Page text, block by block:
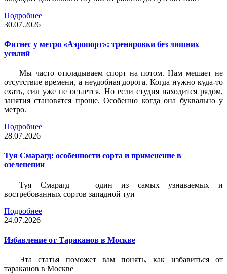
Подробнее
30.07.2026
Фитнес у метро «Аэропорт»: тренировки без лишних
усилий
Мы часто откладываем спорт на потом. Нам мешает не
отсутствие времени, а неудобная дорога. Когда нужно куда-то
ехать, сил уже не остается. Но если студия находится рядом,
занятия становятся проще. Особенно когда она буквально у
метро.
Подробнее
28.07.2026
Туя Смарагд: особенности сорта и применение в
озеленении
Туя Смарагд — один из самых узнаваемых и
востребованных сортов западной туи
Подробнее
24.07.2026
Избавление от Тараканов в Москве
Эта статья поможет вам понять, как избавиться от
тараканов в Москве